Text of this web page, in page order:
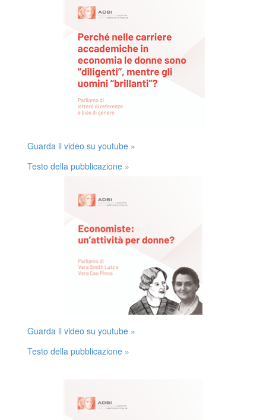
Guarda il video su youtube »
Testo della pubblicazione »
Guarda il video su youtube »
Testo della pubblicazione »